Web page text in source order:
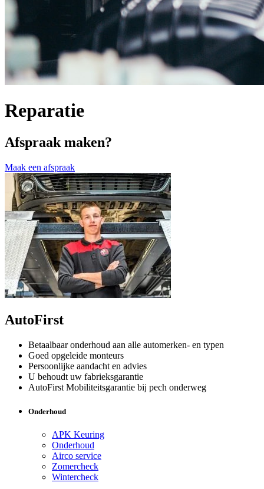
Reparatie
Afspraak maken?
Maak een afspraak
AutoFirst
Betaalbaar onderhoud aan alle automerken- en typen
Goed opgeleide monteurs
Persoonlijke aandacht en advies
U behoudt uw fabrieksgarantie
AutoFirst Mobiliteitsgarantie bij pech onderweg
Onderhoud
APK Keuring
Onderhoud
Airco service
Zomercheck
Wintercheck